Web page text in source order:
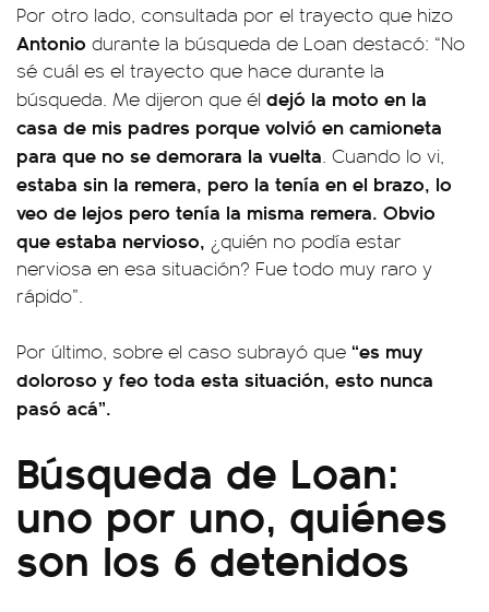
Por otro lado, consultada por el trayecto que hizo
Antonio durante la búsqueda de Loan destacó: “No
sé cuál es el trayecto que hace durante la
búsqueda. Me dijeron que él dejó la moto en la
casa de mis padres porque volvió en camioneta
para que no se demorara la vuelta. Cuando lo vi,
estaba sin la remera, pero la tenía en el brazo, lo
veo de lejos pero tenía la misma remera. Obvio
que estaba nervioso, ¿quién no podía estar
nerviosa en esa situación? Fue todo muy raro y
rápido”.
Por último, sobre el caso subrayó que “es muy
doloroso y feo toda esta situación, esto nunca
pasó acá”.
Búsqueda de Loan:
uno por uno, quiénes
son los 6 detenidos